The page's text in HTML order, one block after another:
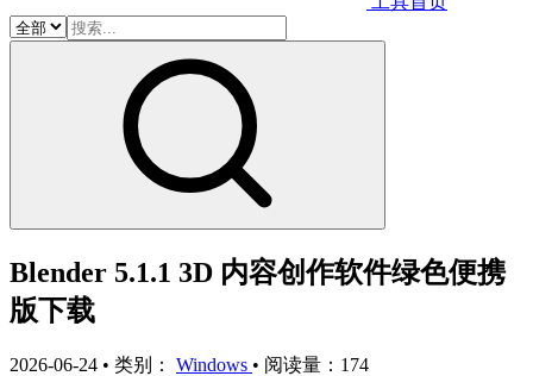
Blender 5.1.1 3D 内容创作软件绿色便携
版下载
2026-06-24 • 类别： Windows • 阅读量：174